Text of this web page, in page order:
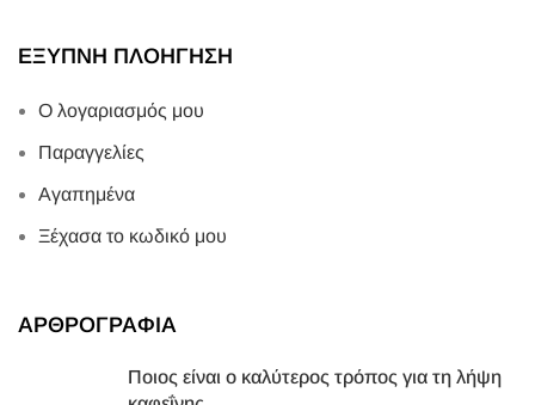
ΕΞΥΠΝΗ ΠΛΟΗΓΗΣΗ
Ο λογαριασμός μου
Παραγγελίες
Αγαπημένα
Ξέχασα το κωδικό μου
ΑΡΘΡΟΓΡΑΦΙΑ
Ποιος είναι ο καλύτερος τρόπος για τη λήψη